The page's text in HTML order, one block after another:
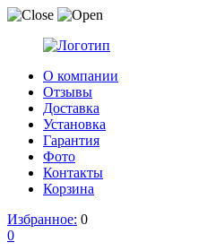
О компании
Отзывы
Доставка
Установка
Гарантия
Фото
Контакты
Корзина
Избранное: 0
0